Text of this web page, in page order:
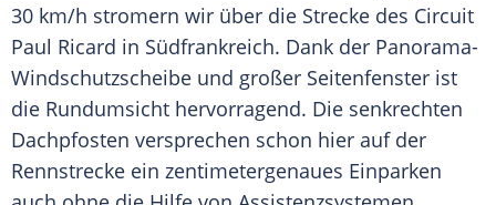
30 km/h stromern wir über die Strecke des Circuit
Paul Ricard in Südfrankreich. Dank der Panorama-
Windschutzscheibe und großer Seitenfenster ist
die Rundumsicht hervorragend. Die senkrechten
Dachpfosten versprechen schon hier auf der
Rennstrecke ein zentimetergenaues Einparken